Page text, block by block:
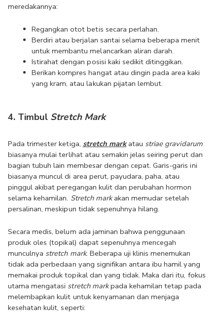
meredakannya:
Regangkan otot betis secara perlahan.
Berdiri atau berjalan santai selama beberapa menit
untuk membantu melancarkan aliran darah.
Istirahat dengan posisi kaki sedikit ditinggikan.
Berikan kompres hangat atau dingin pada area kaki
yang kram, atau lakukan pijatan lembut.
4. Timbul Stretch Mark
Pada trimester ketiga, stretch mark atau
striae gravidarum
biasanya mulai terlihat atau semakin jelas seiring perut dan
bagian tubuh lain membesar dengan cepat. Garis-garis ini
biasanya muncul di area perut, payudara, paha, atau
pinggul akibat peregangan kulit dan perubahan hormon
selama kehamilan. Stretch mark akan memudar setelah
persalinan, meskipun tidak sepenuhnya hilang.
Secara medis, belum ada jaminan bahwa penggunaan
produk oles (topikal) dapat sepenuhnya mencegah
munculnya stretch mark. Beberapa uji klinis menemukan
tidak ada perbedaan yang signifikan antara ibu hamil yang
memakai produk topikal dan yang tidak. Maka dari itu, fokus
utama mengatasi stretch mark pada kehamilan tetap pada
melembapkan kulit untuk kenyamanan dan menjaga
kesehatan kulit, seperti: